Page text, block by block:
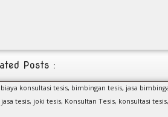
Posts :
konsultasi tesis, bimbingan tesis, jasa
jasa tesis, joki tesis, Konsultan Tesis, konsultasi tesis,